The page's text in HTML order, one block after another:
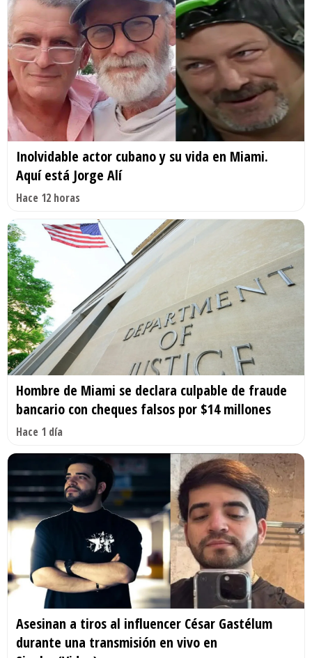
Inolvidable actor cubano y su vida en Miami.
Aquí está Jorge Alí
Hace 12 horas
Hombre de Miami se declara culpable de fraude
bancario con cheques falsos por $14 millones
Hace 1 día
Asesinan a tiros al influencer César Gastélum
durante una transmisión en vivo en